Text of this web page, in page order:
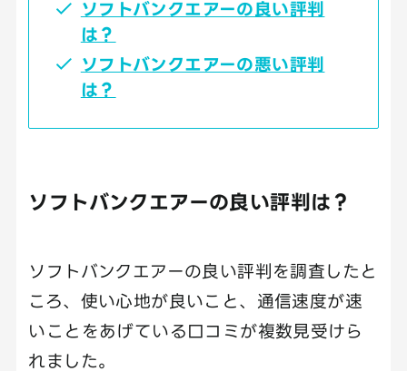
ソフトバンクエアーの良い評判
は？
ソフトバンクエアーの悪い評判
は？
ソフトバンクエアーの良い評判は？
ソフトバンクエアーの良い評判を調査したと
ころ、使い心地が良いこと、通信速度が速
いことをあげている口コミが複数見受けら
れました。